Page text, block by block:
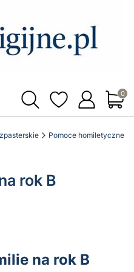
Pomoce homiletyczne
rok B
na rok B